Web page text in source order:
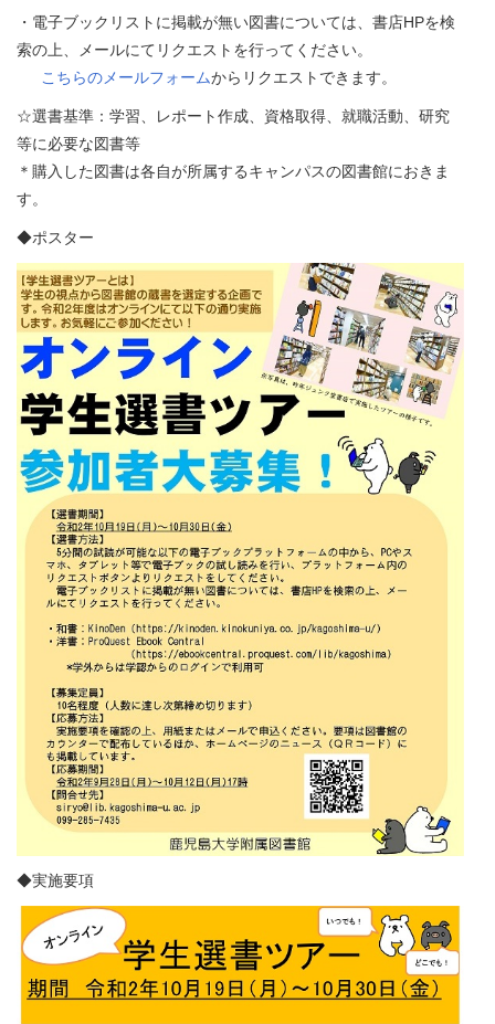
・電子ブックリストに掲載が無い図書については、書店HPを検
索の上、メールにてリクエストを行ってください。
こちらのメールフォームからリクエストできます。
☆選書基準：学習、レポート作成、資格取得、就職活動、研究
等に必要な図書等
＊購入した図書は各自が所属するキャンパスの図書館におきま
す。
◆ポスター
◆実施要項